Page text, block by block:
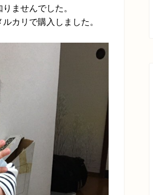
ませんでした。
カリで購入しました。